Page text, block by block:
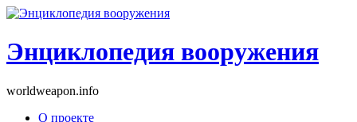
Энциклопедия вооружения
worldweapon.info
О проекте